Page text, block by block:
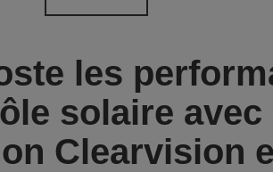
les
solaire
Clearvision